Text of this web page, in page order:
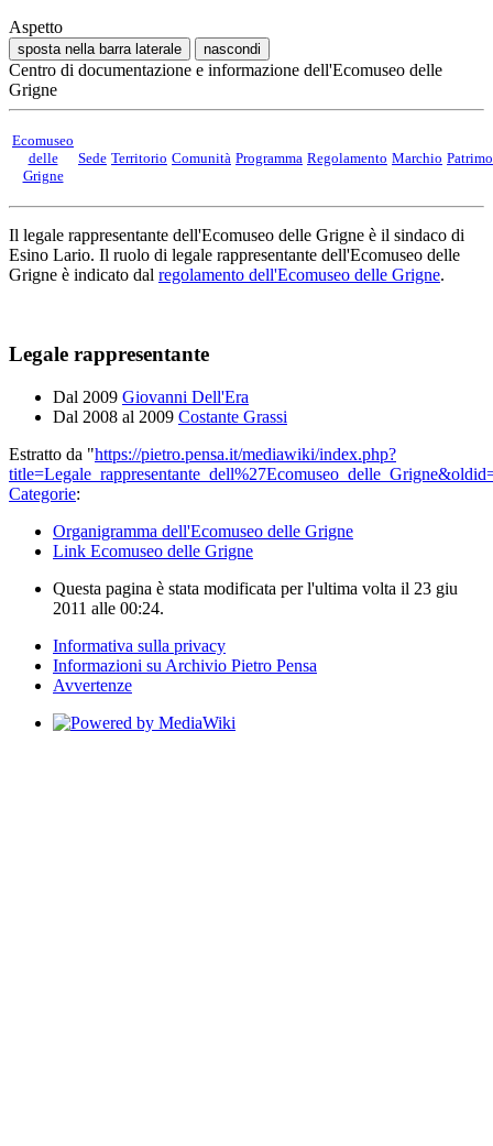
Aspetto
sposta nella barra laterale nascondi
Centro di documentazione e informazione dell'Ecomuseo delle
Grigne
Ecomuseo
delle
Grigne
Sede Territorio Comunità Programma Regolamento Marchio
Il legale rappresentante dell'Ecomuseo delle Grigne è il sindaco di
Esino Lario. Il ruolo di legale rappresentante dell'Ecomuseo delle
Grigne è indicato dal regolamento dell'Ecomuseo delle Grigne.
Legale rappresentante
Dal 2009 Giovanni Dell'Era
Dal 2008 al 2009 Costante Grassi
Estratto da "https://pietro.pensa.it/mediawiki/index.php?
Categorie:
Organigramma dell'Ecomuseo delle Grigne
Link Ecomuseo delle Grigne
Questa pagina è stata modificata per l'ultima volta il 23 giu
2011 alle 00:24.
Informativa sulla privacy
Informazioni su Archivio Pietro Pensa
Avvertenze